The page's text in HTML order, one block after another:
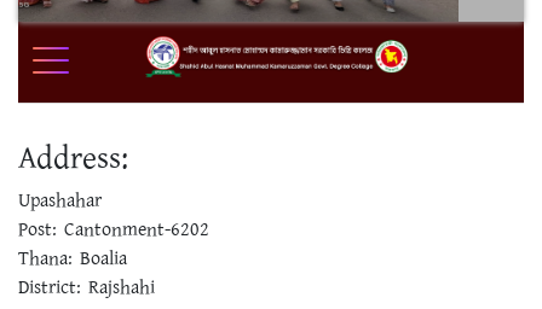
Address:
Upashahar
Post: Cantonment-6202
Thana: Boalia
District: Rajshahi